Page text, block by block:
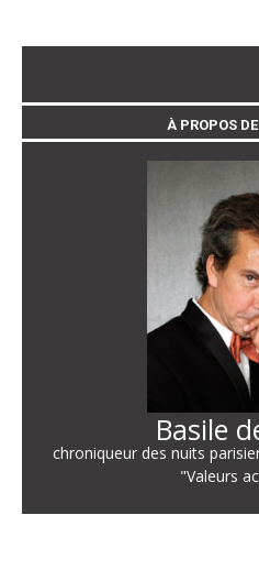
À PROPOS DE
Basile
chroniqueur des nuits
"Valeurs